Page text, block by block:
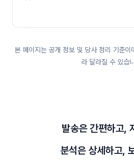
본 페이지는 공개 정보 및 당사 정리 기준
라 달라질 수 있습
발송은 간편하고,
분석은 상세하고,